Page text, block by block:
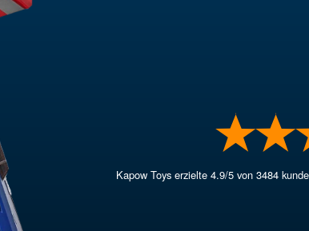
Kapow Toys erzielte4.9/5 von3484